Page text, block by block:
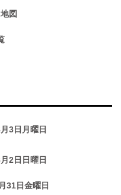
図
3日月曜日
2日日曜日
31日金曜日